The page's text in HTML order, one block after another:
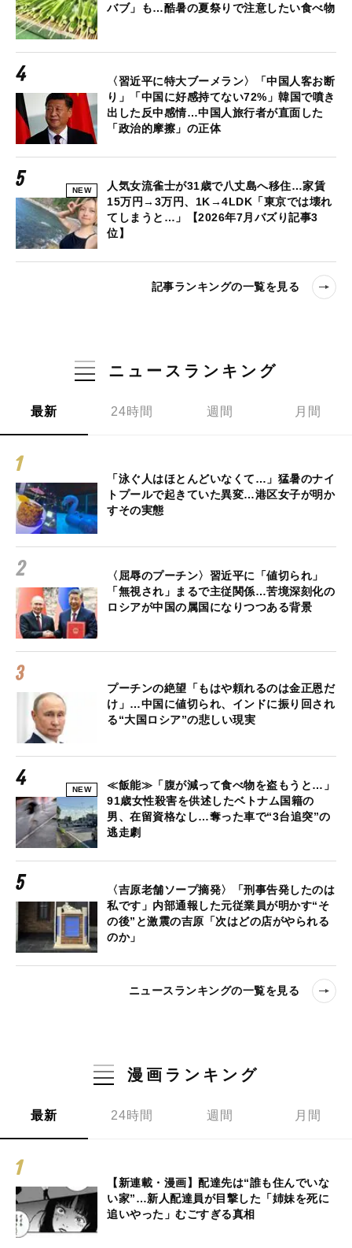
バブ」も…酷暑の夏祭りで注意したい食べ物
〈習近平に特大ブーメラン〉「中国人客お断
り」「中国に好感持てない72%」韓国で噴き
出した反中感情…中国人旅行者が直面した
「政治的摩擦」の正体
NEW
人気女流雀士が31歳で八丈島へ移住…家賃
15万円→3万円、1K→4LDK「東京では壊れ
てしまうと…」【2026年7月バズり記事3
位】
記事ランキングの一覧を見る
ニュースランキング
最新 24時間 週間 月間
「泳ぐ人はほとんどいなくて…」猛暑のナイ
トプールで起きていた異変…港区女子が明か
すその実態
〈屈辱のプーチン〉習近平に「値切られ」
「無視され」まるで主従関係…苦境深刻化の
ロシアが中国の属国になりつつある背景
プーチンの絶望「もはや頼れるのは金正恩だ
け」…中国に値切られ、インドに振り回され
る“大国ロシア”の悲しい現実
NEW
≪飯能≫「腹が減って食べ物を盗もうと…」
91歳女性殺害を供述したベトナム国籍の
男、在留資格なし…奪った車で“3台追突”の
逃走劇
〈吉原老舗ソープ摘発〉「刑事告発したのは
私です」内部通報した元従業員が明かす“そ
の後”と激震の吉原「次はどの店がやられる
のか」
ニュースランキングの一覧を見る
漫画ランキング
最新 24時間 週間 月間
【新連載・漫画】配達先は“誰も住んでいな
い家”…新人配達員が目撃した「姉妹を死に
追いやった」むごすぎる真相